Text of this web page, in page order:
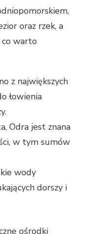
oraz rzek, a
co warto
z największych
łowienia
Odra jest znana
w tym sumów
wody
dorszy i
ośrodki